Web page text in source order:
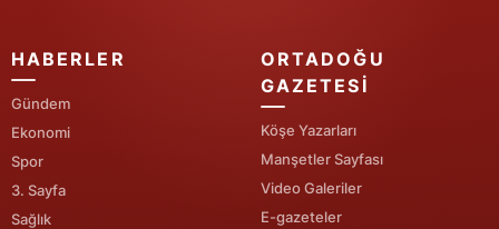
Trabzon
Tunceli
Şanlıurfa
HABERLER
Gündem
Ekonomi
Spor
3. Sayfa
Sağlık
ORTADOĞU
GAZETESI
Köşe Yazarları
Manşetler Sayfası
Video Galeriler
E-gazeteler